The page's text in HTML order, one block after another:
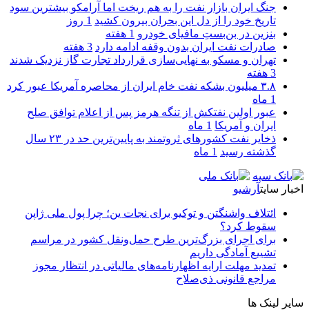
جنگ ایران بازار نفت را به هم ریخت اما آرامکو بیشترین سود
تاریخ خود را از دل این بحران بیرون کشید 1 روز
بنزین در بن‌بستِ مافیای خودرو 1 هفته
صادرات نفت ایران بدون وقفه ادامه دارد 3 هفته
تهران و مسکو به نهایی‌سازی قرارداد تجارت گاز نزدیک شدند
3 هفته
۳.۸ میلیون بشکه نفت خام ایران از محاصره آمریکا عبور کرد
1 ماه
عبور اولین نفتکش از تنگه هرمز پس از اعلام توافق صلح
ایران و آمریکا 1 ماه
ذخایر نفت کشورهای ثروتمند به پایین‌ترین حد در ۲۳ سال
گذشته رسید 1 ماه
اخبار سایتآرشیو
ائتلاف واشنگتن و توکیو برای نجات ین؛ چرا پول ملی ژاپن
سقوط کرد؟
برای اجرای بزرگ‌ترین طرح حمل‌ونقل کشور در مراسم
تشییع آمادگی داریم
تمدید مهلت ارایه اظهارنامه‌های مالیاتی در انتظار مجوز
مراجع قانونی ذی‌‏صلاح
سایر لینک ها